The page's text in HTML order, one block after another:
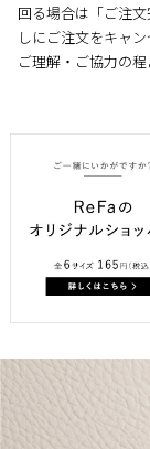
回る場合は「ご注
しにご注文をキャ
ご理解・ご協力の程